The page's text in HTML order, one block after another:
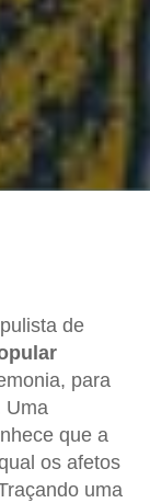
de
para
Uma
que a
os afetos
uma